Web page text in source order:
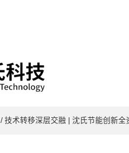
/ 技术转移深层交融 | 沈氏节能创新